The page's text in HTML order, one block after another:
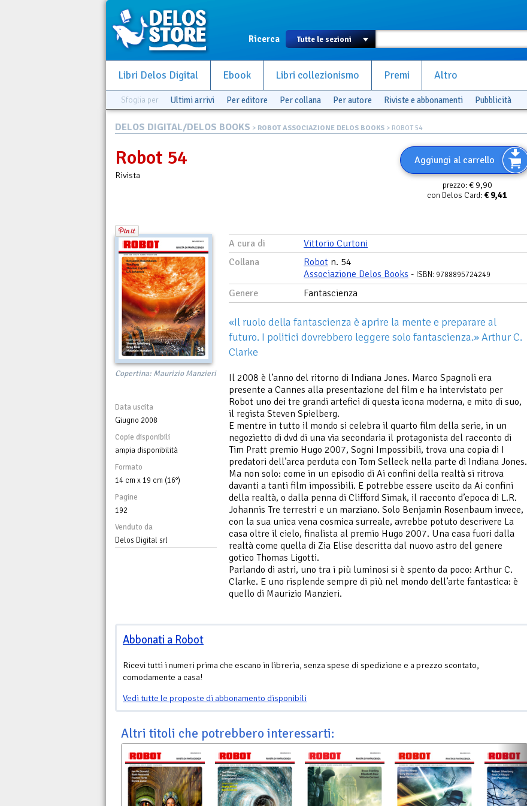
Ricerca
Libri Delos Digital Ebook Libri collezionismo Premi Altro
Sfoglia per Ultimi arrivi Per editore Per collana Per autore Riviste e abbonamenti Pubblicità
DELOS DIGITAL/DELOS BOOKS > ROBOT ASSOCIAZIONE DELOS BOOKS > ROBOT 54
Aggiungi al carrello
prezzo:€ 9,90
con Delos Card: €9,41
Robot 54
Rivista
Copertina: Maurizio Manzieri
Data uscita
Giugno 2008
Copie disponibili
ampia disponibilità
Formato
14 cm x 19 cm (16°)
Pagine
192
Venduto da
Delos Digital srl
A cura di
Vittorio Curtoni
Collana
Robot n. 54
Associazione Delos Books - ISBN: 9788895724249
Genere Fantascienza
«Il ruolo della fantascienza è aprire la mente e preparare al
futuro. I politici dovrebbero leggere solo fantascienza.» Arthur C.
Clarke
Il 2008 è l’anno del ritorno di Indiana Jones. Marco Spagnoli era
presente a Cannes alla presentazione del film e ha intervistato per
Robot uno dei tre grandi artefici di questa icona moderna, e mito di suo,
il regista Steven Spielberg.
E mentre in tutto il mondo si celebra il quarto film della serie, in un
negozietto di dvd di una via secondaria il protagonista del racconto di
Tim Pratt premio Hugo 2007, Sogni Impossibili, trova una copia di I
predatori dell’arca perduta con Tom Selleck nella parte di Indiana Jones.
Ma non solo: come in un episodio di Ai confini della realtà si ritrova
davanti a tanti film impossibili. E potrebbe essere uscito da Ai confini
della realtà, o dalla penna di Clifford Simak, il racconto d’epoca di L.R.
Johannis Tre terrestri e un marziano. Solo Benjamin Rosenbaum invece,
con la sua unica vena cosmica surreale, avrebbe potuto descrivere La
casa oltre il cielo, finalista al premio Hugo 2007. Una casa fuori dalla
realtà come quella di Zia Elise descritta dal nuovo astro del genere
gotico Thomas Ligotti.
Parlando di astri, uno tra i più luminosi si è spento da poco: Arthur C.
Clarke. E uno risplende sempre di più nel mondo dell’arte fantastica: è
quello di Maurizio Manzieri.
Abbonati a Robot
Ricevi tutti i numeri prima che escano in libreria, senza spese di spedizione e a prezzo scontato,
comodamente a casa!
Vedi tutte le proposte di abbonamento disponibili
Altri titoli che potrebbero interessarti: